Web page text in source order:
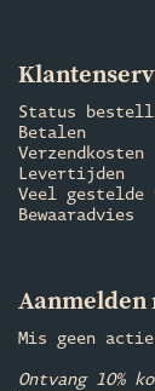
Status
Betalen
Verzendkosten
Levertijden
Veel gestelde
Bewaaradvies
Mis geen
Ontvang 10%